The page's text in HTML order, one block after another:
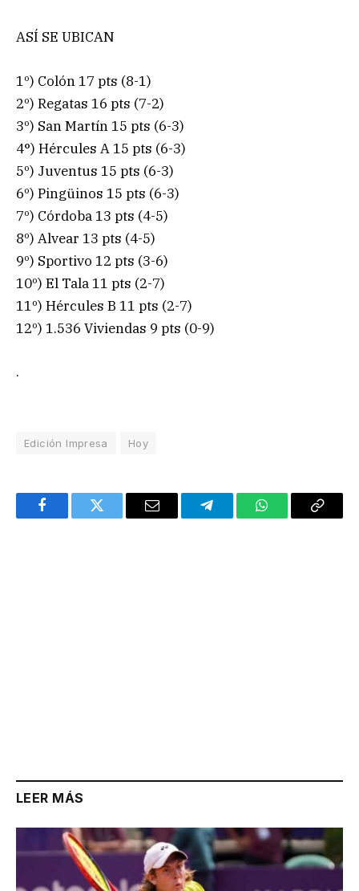
ASÍ SE UBICAN
1º) Colón 17 pts (8-1)
2º) Regatas 16 pts (7-2)
3º) San Martín 15 pts (6-3)
4°) Hércules A 15 pts (6-3)
5º) Juventus 15 pts (6-3)
6º) Pingüinos 15 pts (6-3)
7º) Córdoba 13 pts (4-5)
8º) Alvear 13 pts (4-5)
9º) Sportivo 12 pts (3-6)
10º) El Tala 11 pts (2-7)
11º) Hércules B 11 pts (2-7)
12º) 1.536 Viviendas 9 pts (0-9)
.
Edición Impresa Hoy
FacebookTwitter Email TelegramWhatsAppCopy
LEER MÁS